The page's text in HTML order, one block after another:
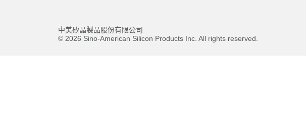
中美矽晶製品股份有限公司
© 2026 Sino-American Silicon Products Inc. All rights reserved.